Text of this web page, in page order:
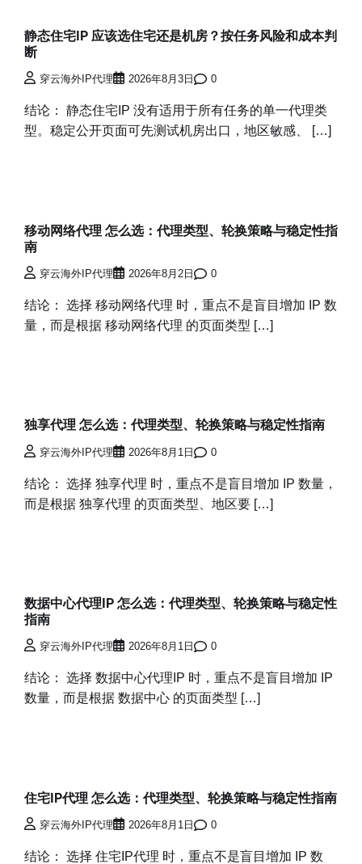
静态住宅IP 应该选住宅还是机房？按任务风险和成本判
断
穿云海外IP代理 2026年8月3日 0
结论： 静态住宅IP 没有适用于所有任务的单一代理类
型。稳定公开页面可先测试机房出口，地区敏感、 […]
移动网络代理 怎么选：代理类型、轮换策略与稳定性指
南
穿云海外IP代理 2026年8月2日 0
结论： 选择 移动网络代理 时，重点不是盲目增加 IP 数
量，而是根据 移动网络代理 的页面类型 […]
独享代理 怎么选：代理类型、轮换策略与稳定性指南
穿云海外IP代理 2026年8月1日 0
结论： 选择 独享代理 时，重点不是盲目增加 IP 数量，
而是根据 独享代理 的页面类型、地区要 […]
数据中心代理IP 怎么选：代理类型、轮换策略与稳定性
指南
穿云海外IP代理 2026年8月1日 0
结论： 选择 数据中心代理IP 时，重点不是盲目增加 IP
数量，而是根据 数据中心 的页面类型 […]
住宅IP代理 怎么选：代理类型、轮换策略与稳定性指南
穿云海外IP代理 2026年8月1日 0
结论： 选择 住宅IP代理 时，重点不是盲目增加 IP 数